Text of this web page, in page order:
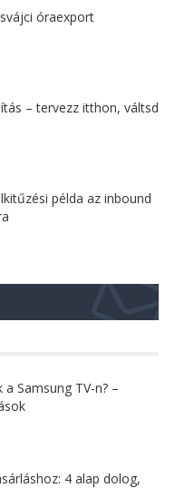
óraexport
– tervezz itthon, váltsd
példa az inbound
Samsung TV-n? –
4 alap dolog,